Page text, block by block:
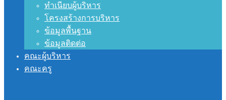
ทำเนียบผู้บริหาร
โครงสร้างการบริหาร
ข้อมูลพื้นฐาน
ข้อมูลติดต่อ
คณะผู้บริหาร
คณะครู